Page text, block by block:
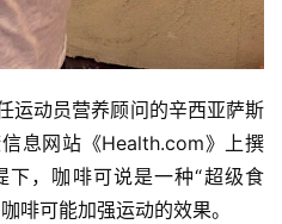
运动员营养顾问的辛西亚萨斯
息网站《Health.com》上撰
，咖啡可说是一种“超级食
啡可能加强运动的效果。